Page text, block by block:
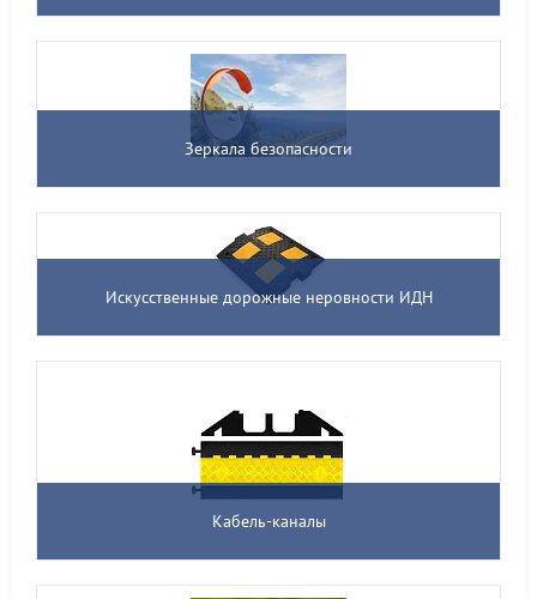
Зеркала безопасности
Искусственные дорожные неровности ИДН
Кабель-каналы